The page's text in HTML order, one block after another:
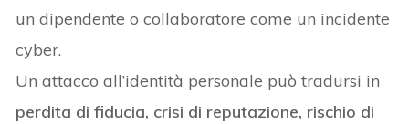
un dipendente o collaboratore come un incidente
cyber.
Un attacco all’identità personale può tradursi in
perdita di fiducia, crisi di reputazione, rischio di